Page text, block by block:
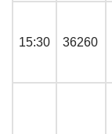
15:30 36260